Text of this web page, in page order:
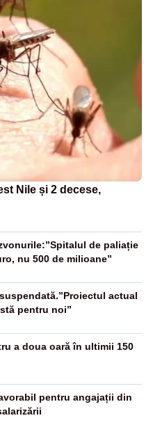
Nile și 2 decese,
de paliație
nu 500 de milioane”
actual
pentru noi”
a doua oară în ultimii 150
pentru angajații din